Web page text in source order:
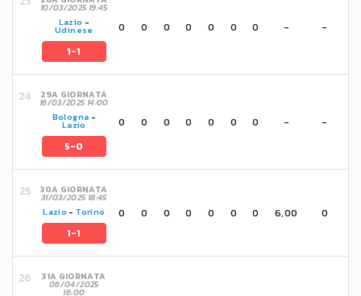
10/03/2025 19:45
Lazio -
Udinese
1-1
0 0 0 0 0 0 0 - -
29A GIORNATA
16/03/2025 14:00
Bologna -
Lazio
5-0
0 0 0 0 0 0 0 - -
30A GIORNATA
31/03/2025 18:45
Lazio - Torino
1-1
0 0 0 0 0 0 0 6,00 0
31A GIORNATA
06/04/2025
16:00